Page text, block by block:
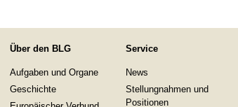
Über den BLG
Aufgaben und Organe
Geschichte
Service
News
Stellungnahmen und
Positionen